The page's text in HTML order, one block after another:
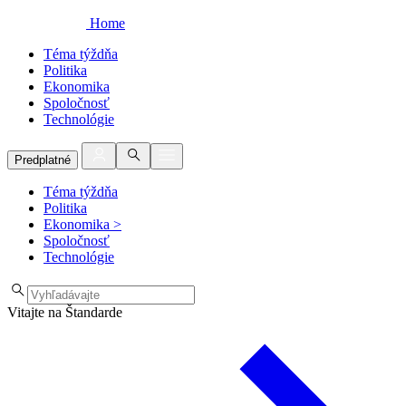
Home
Téma týždňa
Politika
Ekonomika
Spoločnosť
Technológie
Predplatné
Téma týždňa
Politika
Ekonomika >
Spoločnosť
Technológie
Vitajte na Štandarde